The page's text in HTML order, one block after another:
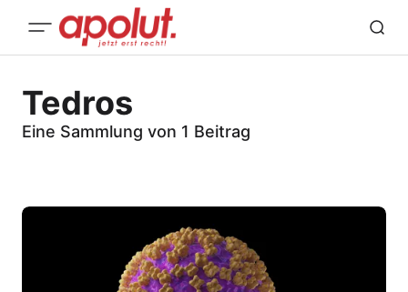
Tedros
Eine Sammlung von 1 Beitrag